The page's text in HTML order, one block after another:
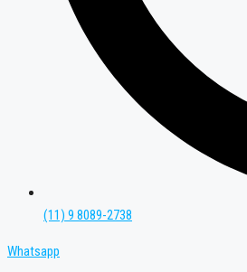
(11) 9 8089-2738
Whatsapp